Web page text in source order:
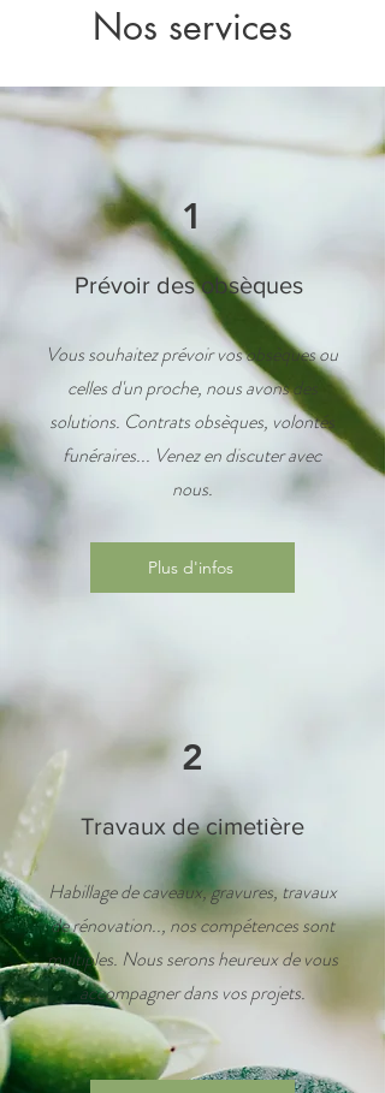
Nos services
1
Prévoir des obsèques
Vous souhaitez prévoir vos obsèques ou
celles d'un proche, nous avons des
solutions. Contrats obsèques, volontés
funéraires... Venez en discuter avec
nous.
Plus d'infos
2
Travaux de cimetière
Habillage de caveaux, gravures, travaux
de rénovation.., nos compétences sont
multiples. Nous serons heureux de vous
accompagner dans vos projets.